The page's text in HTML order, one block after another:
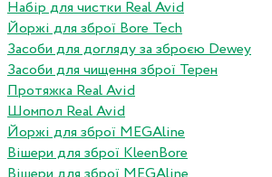
Набір для чистки Real Avid
Йоржі для зброї Bore Tech
Засоби для догляду за зброєю Dewey
Засоби для чищення зброї Терен
Протяжка Real Avid
Шомпол Real Avid
Йоржі для зброї MEGAline
Вішери для зброї KleenBore